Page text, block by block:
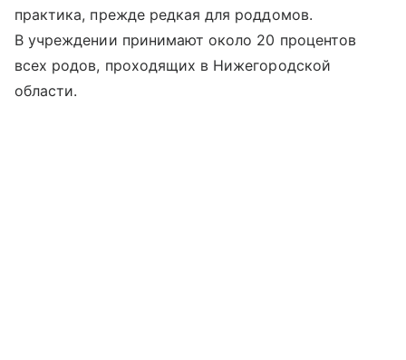
практика, прежде редкая для роддомов.
В учреждении принимают около 20 процентов
всех родов, проходящих в Нижегородской
области.